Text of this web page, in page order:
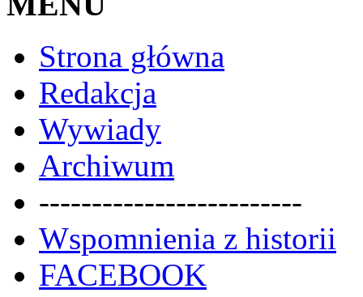
Strona główna
Redakcja
Wywiady
Archiwum
-------------------------
Wspomnienia z historii
FACEBOOK